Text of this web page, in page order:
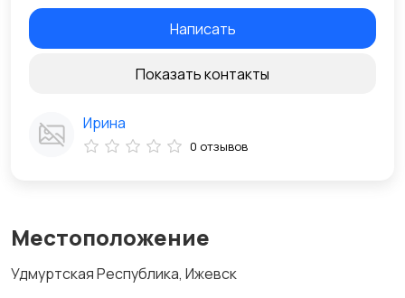
Местоположение
Удмуртская Республика, Ижевск
Написать
Показать контакты
Ирина
0 отзывов